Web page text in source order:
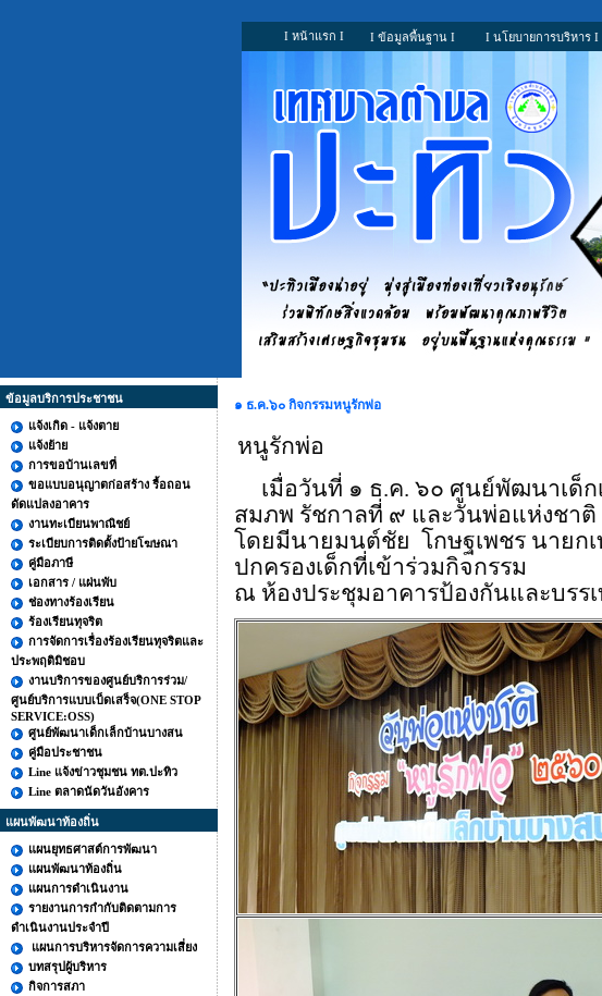
I หน้าแรก I I ข้อมูลพื้นฐาน I I นโยบายการบริหาร I
ข้อมูลบริการประชาชน
แจ้งเกิด - แจ้งตาย
แจ้งย้าย
การขอบ้านเลขที่
ขอแบบอนุญาตก่อสร้าง รื้อถอน
ดัดแปลงอาคาร
งานทะเบียนพาณิชย์
ระเบียบการติดตั้งป้ายโฆษณา
คู่มือภาษี
เอกสาร / แผ่นพับ
ช่องทางร้องเรียน
ร้องเรียนทุจริต
การจัดการเรื่องร้องเรียนทุจริตและ
ประพฤติมิชอบ
งานบริการของศูนย์บริการร่วม/
ศูนย์บริการแบบเบ็ดเสร็จ(ONE STOP
SERVICE:OSS)
ศูนย์พัฒนาเด็กเล็กบ้านบางสน
คู่มือประชาชน
Line แจ้งข่าวชุมชน ทต.ปะทิว
Line ตลาดนัดวันอังคาร
แผนพัฒนาท้องถิ่น
แผนยุทธศาสต์การพัฒนา
แผนพัฒนาท้องถิ่น
แผนการดำเนินงาน
รายงานการกำกับติดตามการ
ดำเนินงานประจำปี
แผนการบริหารจัดการความเสี่ยง
บทสรุปผู้บริหาร
กิจการสภา
๑ ธ.ค.๖๐ กิจกรรมหนูรักพ่อ
หนูรักพ่อ
เมื่อวันที่ ๑ ธ.ค. ๖๐ ศูนย์พัฒนาเด็
สมภพ รัชกาลที่ ๙ และวันพ่อแห่งชาติ
โดยมีนายมนต์ชัย โกษฐเพชร นายก
ปกครองเด็กที่เข้าร่วมกิจกรรม
ณ ห้องประชุมอาคารป้องกันและบรร